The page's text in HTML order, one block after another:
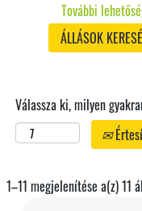
További
Válassza ki, milyen
1–11 megjelenítése a(z) 11